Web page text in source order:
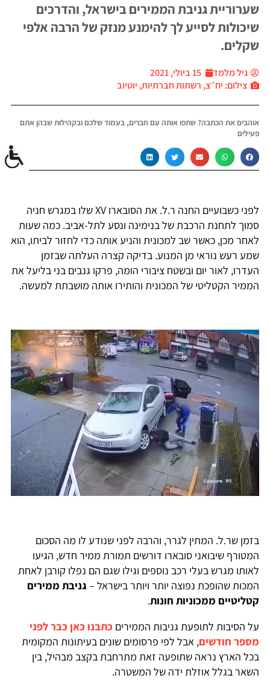
שערוריית גניבת הממירים בישראל, והדרכים
שיכולות לסייע לך להימנע מנזק של הרבה אלפי
שקלים.
גיל מלמד
15 ביולי, 2021
צילום: יח״צ, רשתות חברתיות, יוטיוב
אוהבים את הכתבה? שתפו אותה עם חברים, בעמוד שלכם ובקהילות שבהן אתם
פעילים
לפני כשבועיים החנה ר.ל. את הסובארו XV שלו במגרש חניה
סמוך לתחנת הרכבת של בנימינה ונסע לתל-אביב. כמה שעות
לאחר מכן, כאשר שב למכונית והניע אותה כדי לחזור לביתו, הוא
שמע רעש נוראי מן המנוע. בדיקה קצרה העלתה שבזמן
העדרו, לאור יום ובשטח ציבורי הומה, פרקו גנבים בני בליעל את
הממיר הקטליטי של המכונית והותירו אותה מושבתת למעשה.
בזמן שר.ל. המתין לגרר, והרבה לפני שנודע לו מה הסכום
המטורף שיבואני סובארו דורשים תמורת ממיר חדש, הגיעו
לאותו מגרש בעלי רכב נוספים וגילו שגם הם נפלו קורבן לאחת
המכות שהופכת נפוצה יותר ויותר בישראל – גניבת ממירים
קטליטיים ממכוניות חונות.
על הסיבות לתופעת גניבות הממירים כתבנו כאן כבר לפני
מספר חודשים, אבל לפי פרסומים שונים בעיתונות המקומית
בכל הארץ נראה שתופעה זאת מתרחבת בקצב מבהיל, בין
השאר בגלל אוזלת ידה של המשטרה.